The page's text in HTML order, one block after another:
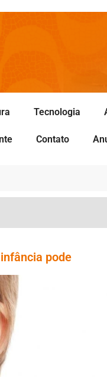
Tecnologia
Contato
pode